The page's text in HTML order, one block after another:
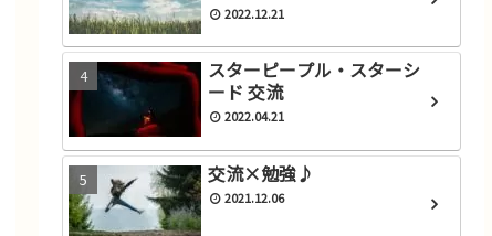
2022.12.21
スターピープル・スターシ
ード 交流
2022.04.21
交流×勉強♪
2021.12.06